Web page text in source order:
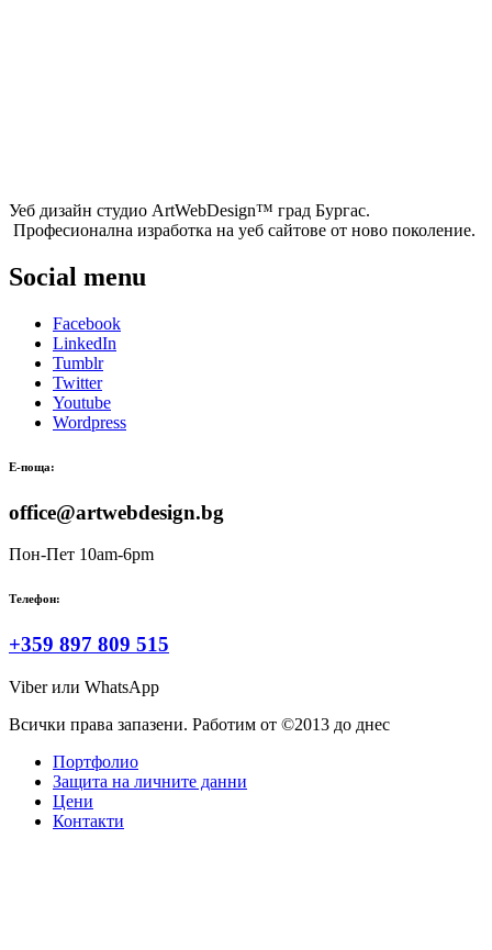
Уеб дизайн студио ArtWebDesign™ град Бургас.
Професионална изработка на уеб сайтове от ново поколение.
Social menu
Facebook
LinkedIn
Tumblr
Twitter
Youtube
Wordpress
Е-поща:
office@artwebdesign.bg
Пон-Пет 10am-6pm
Телефон:
+359 897 809 515
Viber или WhatsApp
Всички права запазени. Работим от ©2013 до днес
Портфолио
Защита на личните данни
Цени
Контакти